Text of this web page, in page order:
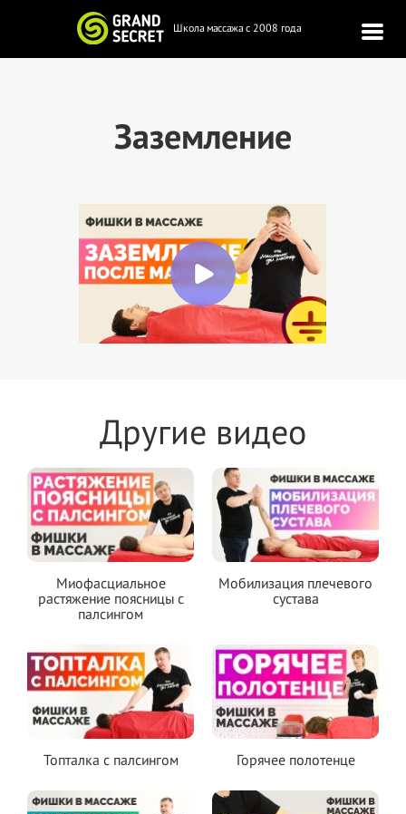
Школа массажа с 2008 года
Заземление
Другие видео
Миофасциальное
растяжение поясницы с
палсингом
Мобилизация плечевого
сустава
Топталка с палсингом Горячее полотенце